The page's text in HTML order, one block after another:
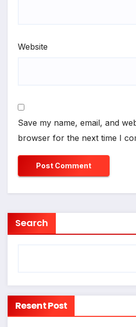
Website
Save my name, email, and
browser for the next time I
Search
Resent Post